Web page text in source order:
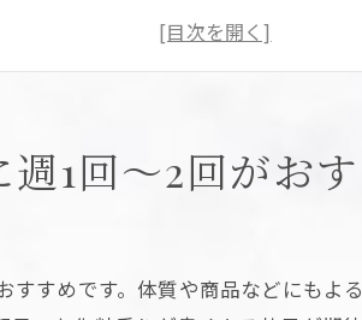
水素パックの効果とは？
まとめ
1回～2回がお
すめです。体質や商品などにも